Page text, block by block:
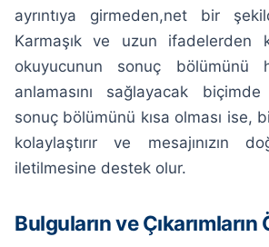
ayrıntıya girmeden,net bir
Karmaşık ve uzun ifadelerden
okuyucunun sonuç bölümünü
anlamasını sağlayacak biçimde
sonuç bölümünü kısa olması ise,
kolaylaştırır ve mesajınızın
iletilmesine destek olur.
Bulguların ve